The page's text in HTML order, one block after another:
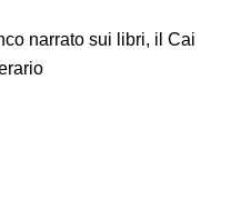
narrato sui libri, il Cai